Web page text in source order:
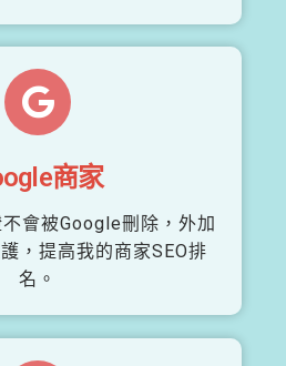
商家
會被Google刪除，外加
，提高我的商家SEO排
名。